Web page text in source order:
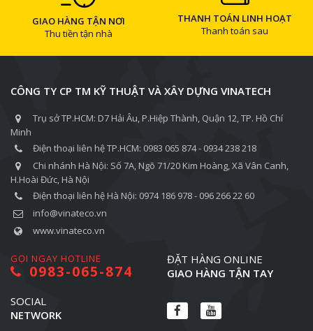
GIAO HÀNG TẬN NƠI
Thu tiền tận nhà
THANH TOÁN LINH HOẠT
Thanh toán sau
CÔNG TY CP TM KỸ THUẬT VÀ XÂY DỰNG VINATECH
Trụ sở TP.HCM: D7 Hải Âu, P.Hiệp Thành, Quận 12, TP. Hồ Chí
Minh
Điện thoại liên hệ TP.HCM: 0983 065 874 - 0934 238 218
Chi nhánh Hà Nội: Số 7A, Ngõ 71/20 Kim Hoàng, Xã Vân Canh,
H.Hoài Đức, Hà Nội
Điện thoại liên hệ Hà Nội: 0974 186 978 - 096 266 22 60
info@vinateco.vn
www.vinateco.vn
GỌI NGAY HOTLINE
0983-065-874
ĐẶT HÀNG ONLINE
GIAO HÀNG TẬN TAY
SOCIAL
NETWORK